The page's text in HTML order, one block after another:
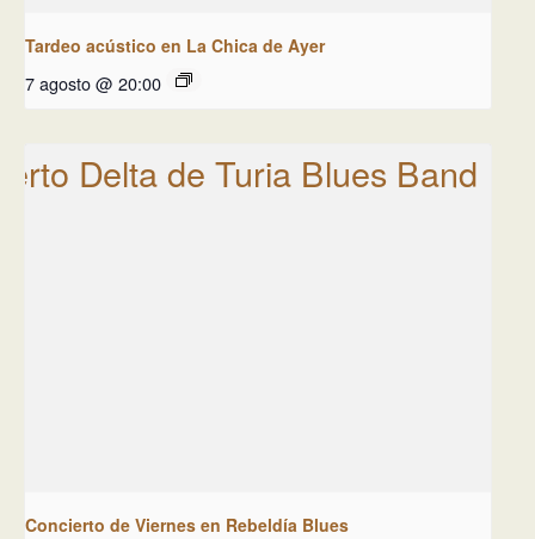
Tardeo acústico en La Chica de Ayer
7 agosto @ 20:00
Concierto de Viernes en Rebeldía Blues